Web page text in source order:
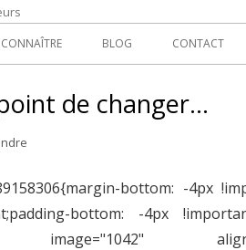
BLOG CONTACT
de changer…
bottom: -4px
bottom: -4px
image="1042"